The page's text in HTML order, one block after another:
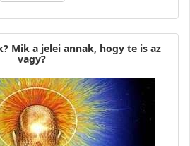
Mik a jelei annak, hogy te is az
vagy?